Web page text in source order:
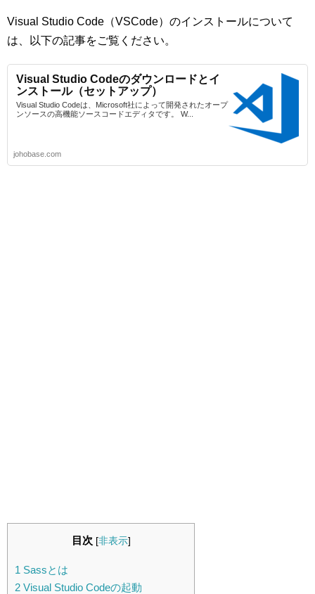
Visual Studio Code（VSCode）のインストールについて
は、以下の記事をご覧ください。
Visual Studio Codeのダウンロードとイ
ンストール（セットアップ）
Visual Studio Codeは、Microsoft社によって開発されたオープ
ンソースの高機能ソースコードエディタです。 W...
johobase.com
目次 [非表示]
1 Sassとは
2 Visual Studio Codeの起動